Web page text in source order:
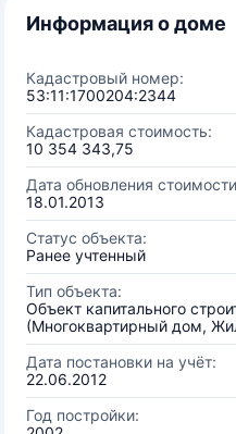
Информация о доме
Кадастровый номер:
53:11:1700204:2344
Кадастровая стоимость:
10 354 343,75
Дата обновления
18.01.2013
Статус объекта:
Ранее учтенный
Тип объекта:
Объект капитального
(Многоквартирный дом,
Дата постановки на учёт:
22.06.2012
Год постройки: